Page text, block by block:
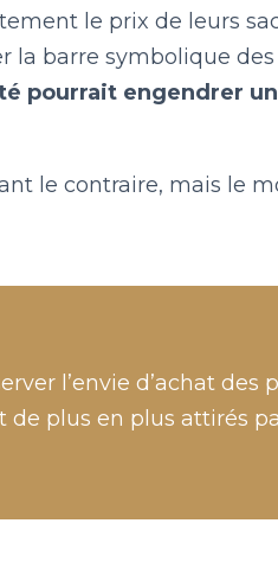
le prix de leurs
barre symbolique des
pourrait engendrer
le contraire, mais le
l’envie d’achat des
plus en plus attirés